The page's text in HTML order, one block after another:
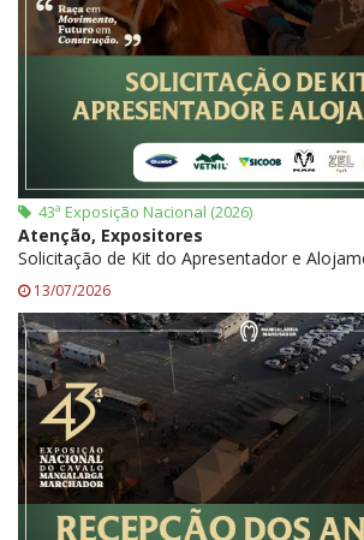
43ª Exposição Nacional (2026)
Atenção, Expositores
Solicitação de Kit do Apresentador e
13/07/2026